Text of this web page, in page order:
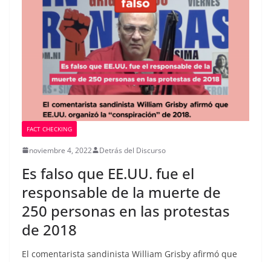
FACT CHECKING
noviembre 4, 2022 Detrás del Discurso
Es falso que EE.UU. fue el
responsable de la muerte de
250 personas en las protestas
de 2018
El comentarista sandinista William Grisby afirmó que